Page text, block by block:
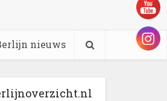
nieuws